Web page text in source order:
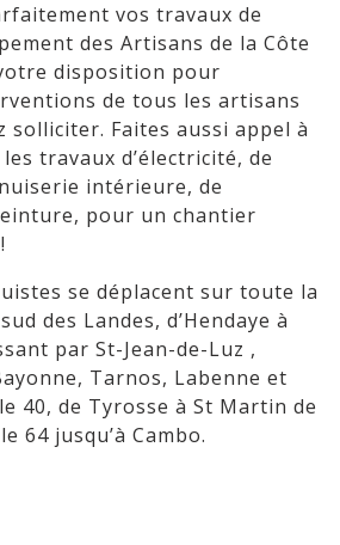
vos travaux de
des Artisans de la Côte
disposition pour
de tous les artisans
solliciter. Faites aussi appel à
travaux d’électricité, de
intérieure, de
pour un chantier
se déplacent sur toute la
des Landes, d’Hendaye à
par St-Jean-de-Luz ,
Tarnos, Labenne et
40, de Tyrosse à St Martin de
64 jusqu’à Cambo.